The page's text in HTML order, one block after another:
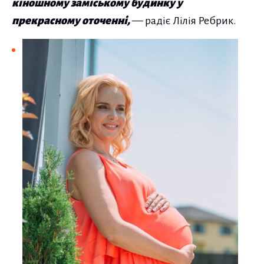
кіношному заміському будинку у
прекрасному оточенні,— радіє Лілія Ребрик.